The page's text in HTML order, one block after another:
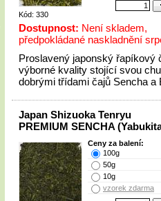
Kód: 330
Dostupnost: Není skladem,
předpokládané naskladnění
Proslavený japonský řapíkový
výborné kvality stojící svou
dobrými třídami čajů Sencha a
Japan Shizuoka Tenryu
PREMIUM SENCHA
Ceny za balení:
100g
50g
10g
vzorek zdarma